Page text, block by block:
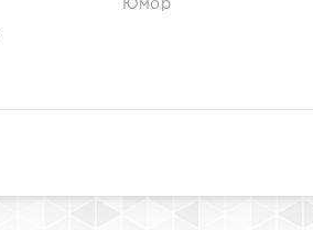
Юмор